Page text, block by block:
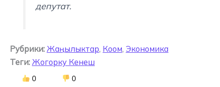
депутат.
Рубрики: Жаңылыктар, Коом, Экономика
Теги: Жогорку Кенеш
0 0